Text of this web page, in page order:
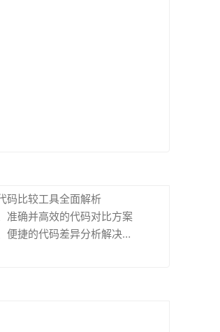
码比较工具全面解析
准确并高效的代码对比方案
捷的代码差异分析解决方案